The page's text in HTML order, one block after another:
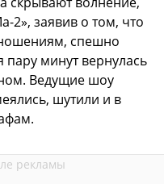
2», заявив о том, что
спешно
пару минут вернулась
Ведущие шоу
шутили и в